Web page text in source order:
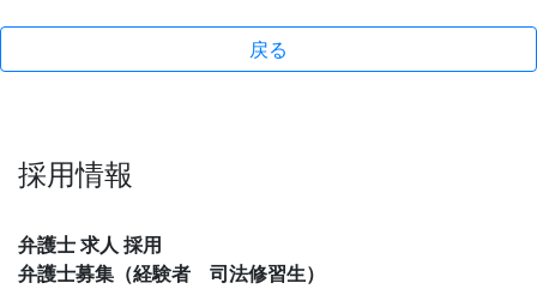
戻る
採用情報
弁護士 求人 採用
弁護士募集（経験者 司法修習生）